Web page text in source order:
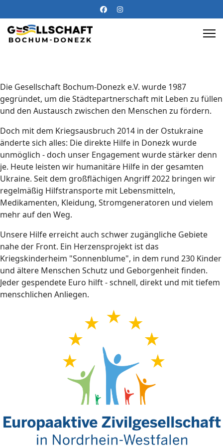
Die Gesellschaft Bochum-Donezk e.V. wurde 1987
gegründet, um die Städtepartnerschaft mit Leben zu füllen
und den Austausch zwischen den Menschen zu fördern.
Doch mit dem Kriegsausbruch 2014 in der Ostukraine
änderte sich alles: Die direkte Hilfe in Donezk wurde
unmöglich - doch unser Engagement wurde stärker denn
je. Heute leisten wir humanitäre Hilfe in der gesamten
Ukraine. Seit dem großflächigen Angriff 2022 bringen wir
regelmäßig Hilfstransporte mit Lebensmitteln,
Medikamenten, Kleidung, Stromgeneratoren und vielem
mehr auf den Weg.
Unsere Hilfe erreicht auch schwer zugängliche Gebiete
nahe der Front. Ein Herzensprojekt ist das
Kriegskinderheim "Sonnenblume", in dem rund 230 Kinder
und ältere Menschen Schutz und Geborgenheit finden.
Jeder gespendete Euro hilft - schnell, direkt und mit tiefem
menschlichen Anliegen.